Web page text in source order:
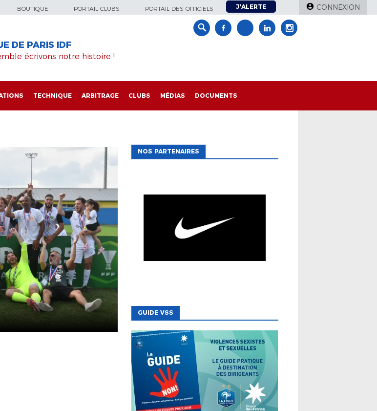
BOUTIQUE PORTAIL CLUBS PORTAIL DES OFFICIELS J'ALERTE CONNEXION
DE PARIS IDF
écrivons notre histoire !
TECHNIQUE ARBITRAGE CLUBS MÉDIAS DOCUMENTS
NOS PARTENAIRES
GUIDE VSS